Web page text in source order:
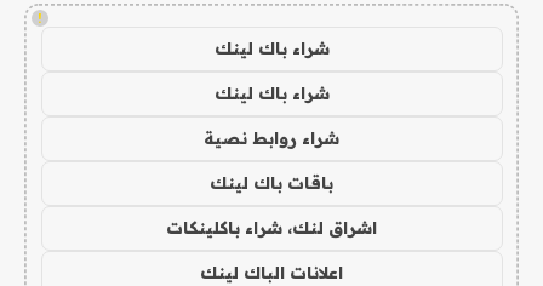
!
شراء باك لينك
شراء باك لينك
شراء روابط نصية
باقات باك لينك
اشراق لنك، شراء باكلينكات
اعلانات الباك لينك